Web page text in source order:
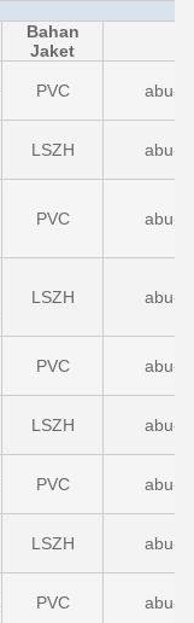
Bahan
Jaket
PVC abu-
LSZH abu-
PVC abu-
LSZH abu-
PVC abu-
LSZH abu-
PVC abu-
LSZH abu-
PVC abu-